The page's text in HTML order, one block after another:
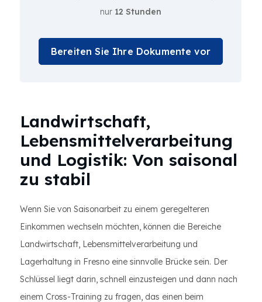
nur 12 Stunden
Bereiten Sie Ihre Dokumente vor
Landwirtschaft,
Lebensmittelverarbeitung
und Logistik: Von saisonal
zu stabil
Wenn Sie von Saisonarbeit zu einem geregelteren
Einkommen wechseln möchten, können die Bereiche
Landwirtschaft, Lebensmittelverarbeitung und
Lagerhaltung in Fresno eine sinnvolle Brücke sein. Der
Schlüssel liegt darin, schnell einzusteigen und dann nach
einem Cross-Training zu fragen, das einen beim